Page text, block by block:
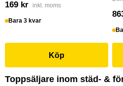
169 kr inkl. moms
Bara 3 kvar
Köp
Toppsäljare inom städ- &